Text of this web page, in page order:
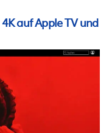
auf Apple TV und